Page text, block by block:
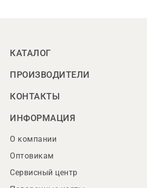
КАТАЛОГ
ПРОИЗВОДИТЕЛИ
КОНТАКТЫ
ИНФОРМАЦИЯ
О компании
Оптовикам
Сервисный центр